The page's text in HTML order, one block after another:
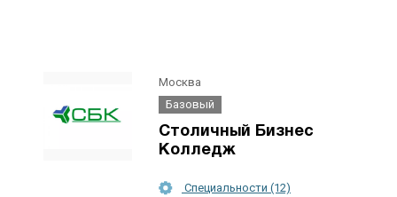
Москва
Базовый
Столичный Бизнес
Колледж
Специальности (12)